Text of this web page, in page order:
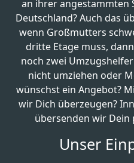
an ihrer angestammten
Deutschland? Auch das
wenn Großmutters
dritte Etage muss,
noch zwei
nicht umziehen oder
wünschst ein Angebot?
wir Dich überzeugen?
übersenden wir Dein
Unser